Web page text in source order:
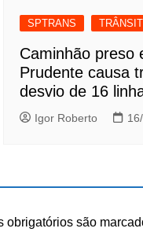
SPTRANS
Caminhão preso
Prudente causa
desvio de 16
Igor Roberto
obrigatórios são